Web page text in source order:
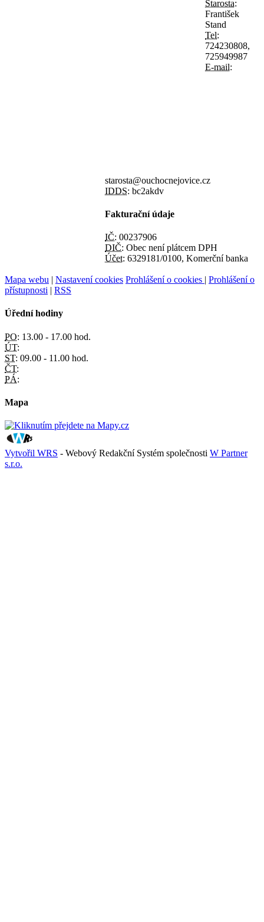
Starosta:
František
Stand
Tel:
724230808,
725949987
E-mail:
starosta@ouchocnejovice.cz
IDDS: bc2akdv
Fakturační údaje
IČ: 00237906
DIČ: Obec není plátcem DPH
Účet: 6329181/0100, Komerční banka
Mapa webu | Nastavení cookies Prohlášení o cookies | Prohlášení o
přístupnosti | RSS
Úřední hodiny
PO: 13.00 - 17.00 hod.
ÚT:
ST: 09.00 - 11.00 hod.
ČT:
PÁ:
Mapa
Vytvořil WRS - Webový Redakční Systém společnosti W Partner
s.r.o.